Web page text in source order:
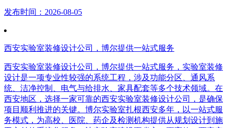
发布时间：2026-08-05
西安实验室装修设计公司，博尔提供一站式服务
西安实验室装修设计公司，博尔提供一站式服务，实验室装修
设计是一项专业性较强的系统工程，涉及功能分区、通风系
统、洁净控制、电气与给排水、家具配套等多个技术领域。在
西安地区，选择一家可靠的西安实验室装修设计公司，是确保
项目顺利推进的关键。博尔实验室扎根西安多年，以一站式服
务模式，为高校、医院、药企及检测机构提供从规划设计到施